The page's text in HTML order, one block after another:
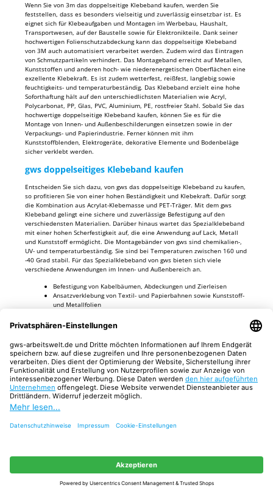
Wenn Sie von 3m das doppelseitige Klebeband kaufen, werden Sie
feststellen, dass es besonders vielseitig und zuverlässig einsetzbar ist. Es
eignet sich für Klebeaufgaben und Montagen im Werbebau, Haushalt,
Transportwesen, auf der Baustelle sowie für Elektronikteile. Dank seiner
hochwertigen Folienschutzabdeckung kann das doppelseitige Klebeband
von 3M auch automatisiert verarbeitet werden. Zudem wird das Eintragen
von Schmutzpartikeln verhindert. Das Montageband erreicht auf Metallen,
Kunststoffen und anderen hoch- wie niederenergetischen Oberflächen eine
exzellente Klebekraft. Es ist zudem wetterfest, reißfest, langlebig sowie
feuchtigkeits- und temperaturbeständig. Das Klebeband erzielt eine hohe
Soforthaftung hält auf den unterschiedlichsten Materialien wie Acryl,
Polycarbonat, PP, Glas, PVC, Aluminium, PE, rostfreier Stahl. Sobald Sie das
hochwertige doppelseitige Klebeband kaufen, können Sie es für die
Montage von Innen- und Außenbeschilderungen einsetzen sowie in der
Verpackungs- und Papierindustrie. Ferner können mit ihm
Kunststoffblenden, Elektrogeräte, dekorative Elemente und Bodenbeläge
sicher verklebt werden.
gws doppelseitiges Klebeband kaufen
Entscheiden Sie sich dazu, von gws das doppelseitige Klebeband zu kaufen,
so profitieren Sie von einer hohen Beständigkeit und Klebekraft. Dafür sorgt
die Kombination aus Acrylat-Klebemasse und PET-Träger. Mit dem gws
Klebeband gelingt eine sichere und zuverlässige Befestigung auf den
verschiedensten Materialien. Darüber hinaus wartet das Spezialklebeband
mit einer hohen Scherfestigkeit auf, die eine Anwendung auf Lack, Metall
und Kunststoff ermöglicht. Die Montagebänder von gws sind chemikalien-,
UV- und temperaturbeständig. Sie sind bei Temperaturen zwischen 160 und
-40 Grad stabil. Für das Spezialklebeband von gws bieten sich viele
verschiedene Anwendungen im Innen- und Außenbereich an.
Befestigung von Kabelbäumen, Abdeckungen und Zierleisen
Ansatzverklebung von Textil- und Papierbahnen sowie Kunststoff-
und Metallfolien
Bei fachgerechter Verklebung sind die Klebebänder von gws beständig
gegen Chemikalien und Weichmacher, wie Fette, Öle, Säuren und Salze.
Überzeugend sind zudem ihre hohe Klebekraft und Scherfestigkeit auf Lack,
Metall und hochenergetischen Untergründen. Von gws ein robustes,
langlebiges und doppelseitiges Klebeband zu kaufen heißt, sich auf eine
einfache und flexible Handhabung zu verlassen.
Anbringen ohne Bohren auf den verschiedensten glatten Untergründen.
Nachdem Sie das doppelseitige Klebeband kaufen, werden Sie durch eine
schnelle und lange Haft- und Klebekraft überzeugt. Außerdem lassen sie
sich einfach und flexibel verarbeiten. Doppelseitige Spezialklebebänder von